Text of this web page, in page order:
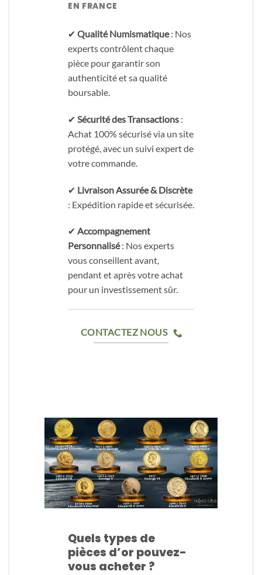
EN FRANCE
✔ Qualité Numismatique: Nos
experts contrôlent chaque
pièce pour garantir son
authenticité et sa qualité
boursable.
✔ Sécurité des Transactions :
Achat 100% sécurisé via un site
protégé, avec un suivi expert de
votre commande.
✔ Livraison Assurée & Discrète
: Expédition rapide et sécurisée.
✔ Accompagnement
Personnalisé: Nos experts
vous conseillent avant,
pendant et après votre achat
pour un investissement sûr.
CONTACTEZ NOUS
Quels types de
pièces d’or pouvez-
vous acheter ?